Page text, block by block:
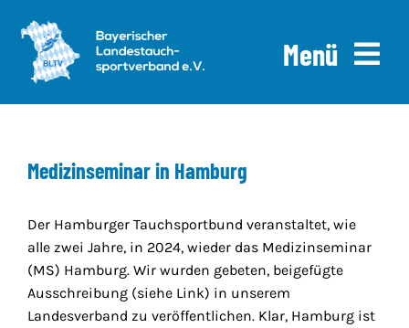
content
Menü
News
Ausschreibungen
Downloads
Über uns
Medizinseminar in Hamburg
Der Hamburger Tauchsportbund veranstaltet, wie
alle zwei Jahre, in 2024, wieder das Medizinseminar
(MS) Hamburg. Wir wurden gebeten, beigefügte
Ausschreibung (siehe Link) in unserem
Landesverband zu veröffentlichen. Klar, Hamburg ist